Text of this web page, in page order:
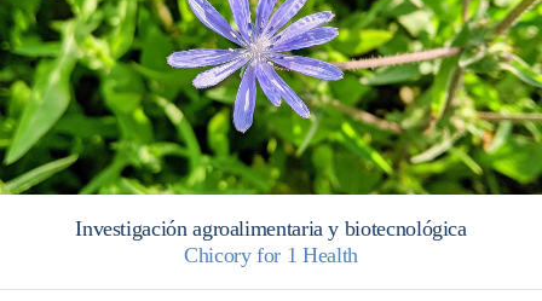
Investigación agroalimentaria y biotecnológica
Chicory for 1 Health